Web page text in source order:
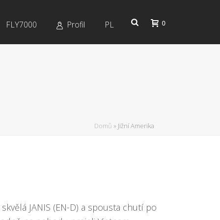
FLY7000 Profil PL 0
Domů » Jižní Amerika
JANIS (EN-D) a spousta chutí po